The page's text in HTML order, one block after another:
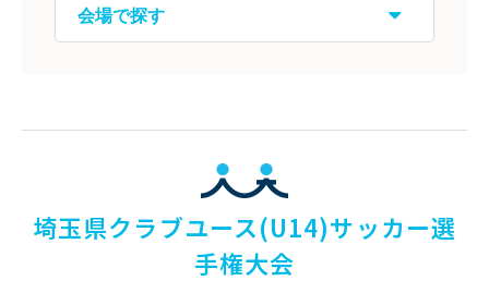
埼玉県クラブユース(U14)サッカー選
手権大会